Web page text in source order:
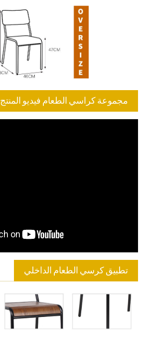
مجموعة كراسي الطعام فيديو المنتج
تطبيق كرسي الطعام الداخلي